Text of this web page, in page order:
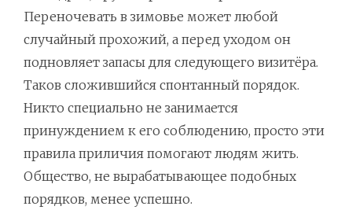
Переночевать в зимовье может любой
случайный прохожий, а перед уходом он
подновляет запасы для следующего визитёра.
Таков сложившийся спонтанный порядок.
Никто специально не занимается
принуждением к его соблюдению, просто эти
правила приличия помогают людям жить.
Общество, не вырабатывающее подобных
порядков, менее успешно.